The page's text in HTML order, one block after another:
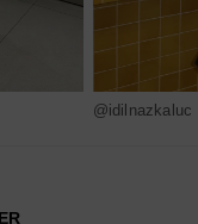
@idilnazkaluc